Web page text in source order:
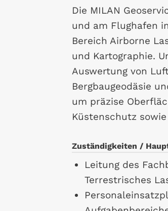
Die MILAN
und am Flughafen
Bereich Airborne
und Kartographie.
Auswertung von
Bergbaugeodäsie
um präzise
Küstenschutz
Zuständigkeiten /
Leitung des
Terrestrisches